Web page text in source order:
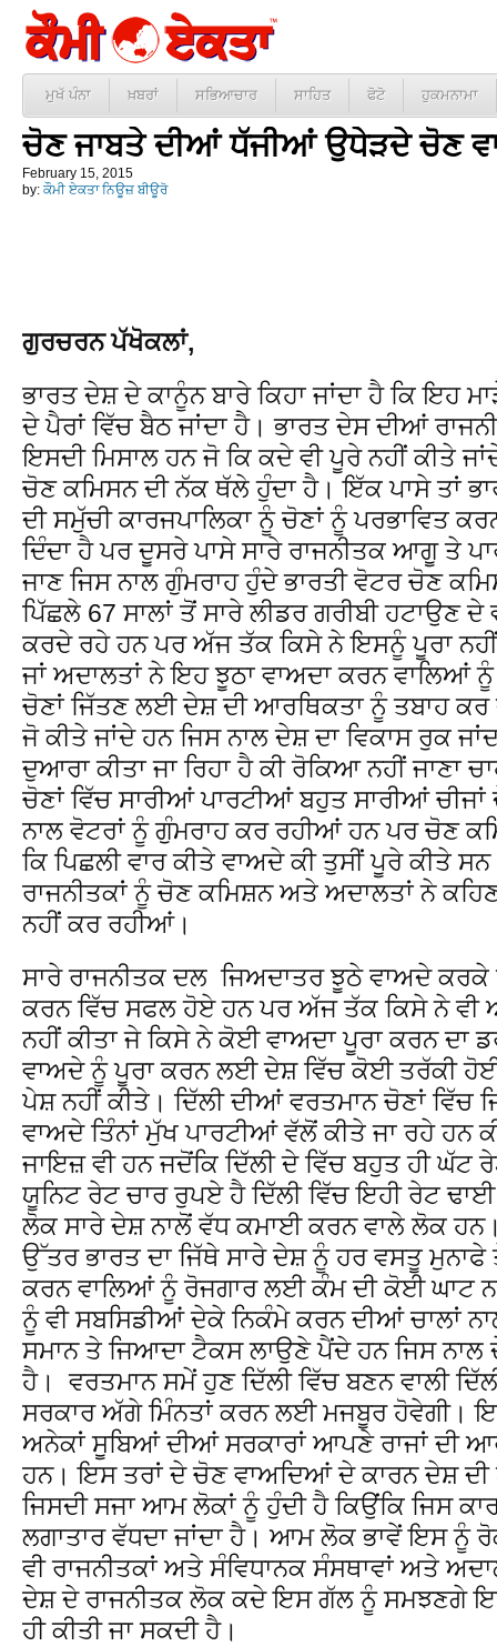
ਮੁਖੱ ਪੰਨਾ ਖ਼ਬਰਾਂ ਸਭਿਆਚਾਰ ਸਾਹਿਤ ਫੋਟੋ ਹੁਕਮਨਾਮਾ
ਚੋਣ ਜਾਬਤੇ ਦੀਆਂ ਧੱਜੀਆਂ ਉਧੇੜਦੇ ਚੋਣ
February 15, 2015
by: ਕੌਮੀ ਏਕਤਾ ਨਿਊਜ਼ ਬੀਊਰੋ
ਗੁਰਚਰਨ ਪੱਖੋਕਲਾਂ,
ਭਾਰਤ ਦੇਸ਼ ਦੇ ਕਾਨੂੰਨ ਬਾਰੇ ਕਿਹਾ ਜਾਂਦਾ ਹੈ ਕਿ ਇਹ
ਦੇ ਪੈਰਾਂ ਵਿੱਚ ਬੈਠ ਜਾਂਦਾ ਹੈ। ਭਾਰਤ ਦੇਸ ਦੀਆਂ
ਇਸਦੀ ਮਿਸਾਲ ਹਨ ਜੋ ਕਿ ਕਦੇ ਵੀ ਪੂਰੇ ਨਹੀਂ ਕੀਤੇ
ਚੋਣ ਕਮਿਸਨ ਦੀ ਨੱਕ ਥੱਲੇ ਹੁੰਦਾ ਹੈ। ਇੱਕ ਪਾਸੇ ਤਾਂ
ਦੀ ਸਮੁੱਚੀ ਕਾਰਜਪਾਲਿਕਾ ਨੂੰ ਚੋਣਾਂ ਨੂੰ ਪਰਭਾਵਿਤ
ਦਿੰਦਾ ਹੈ ਪਰ ਦੂਸਰੇ ਪਾਸੇ ਸਾਰੇ ਰਾਜਨੀਤਕ ਆਗੂ ਤੇ
ਜਾਣ ਜਿਸ ਨਾਲ ਗੁੰਮਰਾਹ ਹੁੰਦੇ ਭਾਰਤੀ ਵੋਟਰ ਚੋਣ
ਪਿੱਛਲੇ 67 ਸਾਲਾਂ ਤੋਂ ਸਾਰੇ ਲੀਡਰ ਗਰੀਬੀ ਹਟਾਉਣ
ਕਰਦੇ ਰਹੇ ਹਨ ਪਰ ਅੱਜ ਤੱਕ ਕਿਸੇ ਨੇ ਇਸਨੂੰ ਪੂਰਾ ਨਹੀਂ
ਜਾਂ ਅਦਾਲਤਾਂ ਨੇ ਇਹ ਝੂਠਾ ਵਾਅਦਾ ਕਰਨ ਵਾਲਿਆਂ
ਚੋਣਾਂ ਜਿੱਤਣ ਲਈ ਦੇਸ਼ ਦੀ ਆਰਥਿਕਤਾ ਨੂੰ ਤਬਾਹ
ਜੋ ਕੀਤੇ ਜਾਂਦੇ ਹਨ ਜਿਸ ਨਾਲ ਦੇਸ਼ ਦਾ ਵਿਕਾਸ ਰੁਕ
ਦੁਆਰਾ ਕੀਤਾ ਜਾ ਰਿਹਾ ਹੈ ਕੀ ਰੋਕਿਆ ਨਹੀਂ ਜਾਣਾ
ਚੋਣਾਂ ਵਿੱਚ ਸਾਰੀਆਂ ਪਾਰਟੀਆਂ ਬਹੁਤ ਸਾਰੀਆਂ
ਨਾਲ ਵੋਟਰਾਂ ਨੂੰ ਗੁੰਮਰਾਹ ਕਰ ਰਹੀਆਂ ਹਨ ਪਰ ਚੋਣ
ਕਿ ਪਿਛਲੀ ਵਾਰ ਕੀਤੇ ਵਾਅਦੇ ਕੀ ਤੁਸੀਂ ਪੂਰੇ ਕੀਤੇ
ਰਾਜਨੀਤਕਾਂ ਨੂੰ ਚੋਣ ਕਮਿਸ਼ਨ ਅਤੇ ਅਦਾਲਤਾਂ ਨੇ
ਨਹੀਂ ਕਰ ਰਹੀਆਂ।
ਸਾਰੇ ਰਾਜਨੀਤਕ ਦਲ ਜਿਅਦਾਤਰ ਝੂਠੇ ਵਾਅਦੇ ਕਰਕੇ
ਕਰਨ ਵਿੱਚ ਸਫਲ ਹੋਏ ਹਨ ਪਰ ਅੱਜ ਤੱਕ ਕਿਸੇ ਨੇ
ਨਹੀਂ ਕੀਤਾ ਜੇ ਕਿਸੇ ਨੇ ਕੋਈ ਵਾਅਦਾ ਪੂਰਾ ਕਰਨ ਦਾ
ਵਾਅਦੇ ਨੂੰ ਪੂਰਾ ਕਰਨ ਲਈ ਦੇਸ਼ ਵਿੱਚ ਕੋਈ ਤਰੱਕੀ
ਪੇਸ਼ ਨਹੀਂ ਕੀਤੇ। ਦਿੱਲੀ ਦੀਆਂ ਵਰਤਮਾਨ ਚੋਣਾਂ ਵਿੱਚ
ਵਾਅਦੇ ਤਿੰਨਾਂ ਮੁੱਖ ਪਾਰਟੀਆਂ ਵੱਲੋਂ ਕੀਤੇ ਜਾ ਰਹੇ ਹਨ
ਜਾਇਜ਼ ਵੀ ਹਨ ਜਦੋਂਕਿ ਦਿੱਲੀ ਦੇ ਵਿੱਚ ਬਹੁਤ ਹੀ ਘੱਟ
ਯੂਨਿਟ ਰੇਟ ਚਾਰ ਰੁਪਏ ਹੈ ਦਿੱਲੀ ਵਿੱਚ ਇਹੀ ਰੇਟ
ਲੋਕ ਸਾਰੇ ਦੇਸ਼ ਨਾਲੋਂ ਵੱਧ ਕਮਾਈ ਕਰਨ ਵਾਲੇ ਲੋਕ
ਉੱਤਰ ਭਾਰਤ ਦਾ ਜਿੱਥੇ ਸਾਰੇ ਦੇਸ਼ ਨੂੰ ਹਰ ਵਸਤੂ ਮੁਨਾਫੇ
ਕਰਨ ਵਾਲਿਆਂ ਨੂੰ ਰੋਜਗਾਰ ਲਈ ਕੰਮ ਦੀ ਕੋਈ ਘਾਟ
ਨੂੰ ਵੀ ਸਬਸਿਡੀਆਂ ਦੇਕੇ ਨਿਕੰਮੇ ਕਰਨ ਦੀਆਂ ਚਾਲਾਂ
ਸਮਾਨ ਤੇ ਜਿਆਦਾ ਟੈਕਸ ਲਾਉਣੇ ਪੈਂਦੇ ਹਨ ਜਿਸ ਨਾਲ
ਹੈ। ਵਰਤਮਾਨ ਸਮੇਂ ਹੁਣ ਦਿੱਲੀ ਵਿੱਚ ਬਣਨ ਵਾਲੀ
ਸਰਕਾਰ ਅੱਗੇ ਮਿੰਨਤਾਂ ਕਰਨ ਲਈ ਮਜਬੂਰ ਹੋਵੇਗੀ।
ਅਨੇਕਾਂ ਸੂਬਿਆਂ ਦੀਆਂ ਸਰਕਾਰਾਂ ਆਪਣੇ ਰਾਜਾਂ ਦੀ
ਹਨ। ਇਸ ਤਰਾਂ ਦੇ ਚੋਣ ਵਾਅਦਿਆਂ ਦੇ ਕਾਰਨ ਦੇਸ਼ ਦੀ
ਜਿਸਦੀ ਸਜਾ ਆਮ ਲੋਕਾਂ ਨੂੰ ਹੁੰਦੀ ਹੈ ਕਿਉਂਕਿ ਜਿਸ
ਲਗਾਤਾਰ ਵੱਧਦਾ ਜਾਂਦਾ ਹੈ। ਆਮ ਲੋਕ ਭਾਵੇਂ ਇਸ
ਵੀ ਰਾਜਨੀਤਕਾਂ ਅਤੇ ਸੰਵਿਧਾਨਕ ਸੰਸਥਾਵਾਂ ਅਤੇ
ਦੇਸ਼ ਦੇ ਰਾਜਨੀਤਕ ਲੋਕ ਕਦੇ ਇਸ ਗੱਲ ਨੂੰ ਸਮਝਣਗੇ
ਹੀ ਕੀਤੀ ਜਾ ਸਕਦੀ ਹੈ।